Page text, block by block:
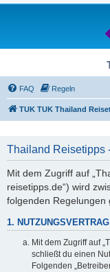
FAQ Regeln
TUK TUK Thailand
Thailand Reisetipps
Mit dem Zugriff auf
reisetipps.de“) wird
folgenden Regelungen
1. NUTZUNGSVERTRAG
Mit dem Zugriff auf
schließt du einen
Folgenden